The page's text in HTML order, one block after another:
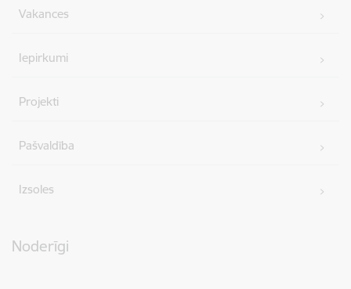
Vakances
Iepirkumi
Projekti
Pašvaldība
Izsoles
Noderīgi